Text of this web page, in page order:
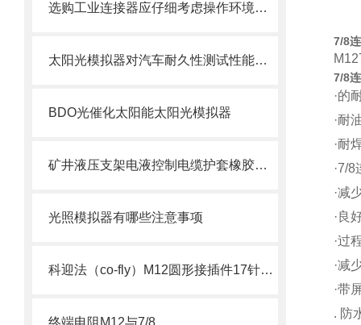
选购工业连接器应仔细考虑操作环境的各个方面
太阳光模拟器对汽车耐久性测试性能意义
BDO光催化太阳能太阳光模拟器
矿井液压支架电液控制电缆护套橡胶连接器
光照模拟器有哪些注意事项
科迎法（co-fly）M12圆形接插件17针17孔新品
终端电阻M12与7/8
7/8
7/8
·的
·耐
·耐
·7/
·减
·良
·过
·减
·带
. 防